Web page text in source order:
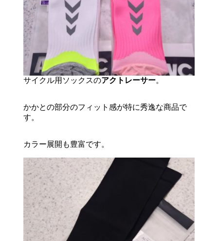
サイクル用ソックスのアクトレーサー。
かかとの部分のフィット感が特に秀逸な商品で
す。
カラー展開も豊富です。